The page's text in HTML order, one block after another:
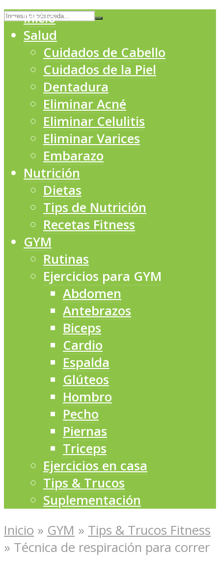
Inicio
Salud
Cuidados de Cabello
Cuidados de la Piel
Dentadura
Eliminar Acné
Eliminar Celulitis
Eliminar Varices
Embarazo
Nutrición
Dietas
Tips de Nutrición
Recetas Fitness
GYM
Rutinas
Ejercicios para GYM
Abdomen
Antebrazos
Biceps
Cardio
Espalda
Glúteos
Hombro
Pecho
Piernas
Triceps
Ejercicios en casa
Tips & Trucos
Suplementación
Inicio » GYM » Tips & Trucos Fitness
» Técnica de respiración para correr